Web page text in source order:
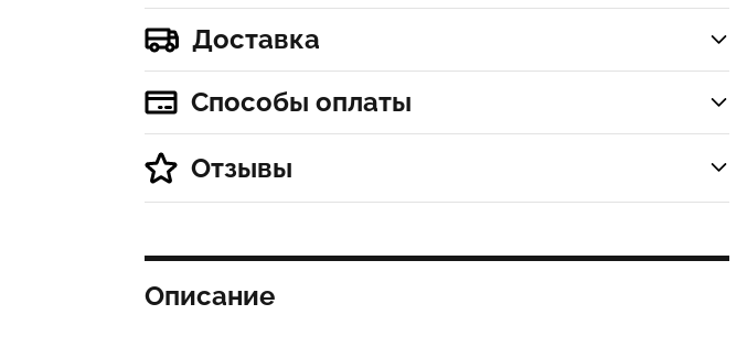
Доставка
Способы оплаты
Отзывы
Описание